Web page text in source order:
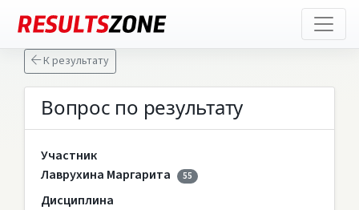
К результату
Вопрос по результату
Участник
Лаврухина Маргарита
55
Дисциплина